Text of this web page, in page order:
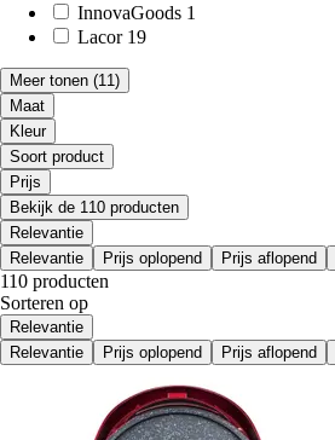
InnovaGoods 1
Lacor 19
Meer tonen (11)
Maat
Kleur
Soort product
Prijs
Bekijk de 110 producten
Relevantie
Relevantie
Prijs oplopend Prijs aflopend
110 producten
Sorteren op
Relevantie
Relevantie
Prijs oplopend Prijs aflopend